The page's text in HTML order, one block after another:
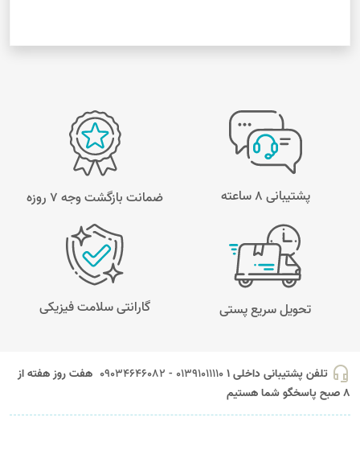
پشتیبانی 8 ساعته ضمانت بازگشت وجه ۷ روزه
تحویل سریع پستی گارانتی سلامت فیزیکی
headset_mic تلفن پشتیبانی داخلی 1 01391011110 - 09034646082
هفت روز هفته از
8 صبح پاسخگو شما هستیم